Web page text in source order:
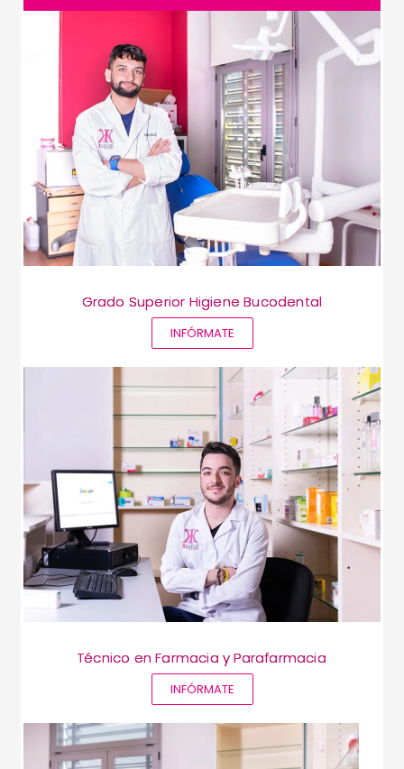
Grado Superior Higiene Bucodental
INFÓRMATE
Técnico en Farmacia y Parafarmacia
INFÓRMATE